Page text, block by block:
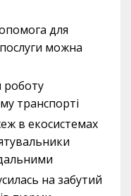
для
послуги можна
роботу
транспорті
в екосистемах
на забутий